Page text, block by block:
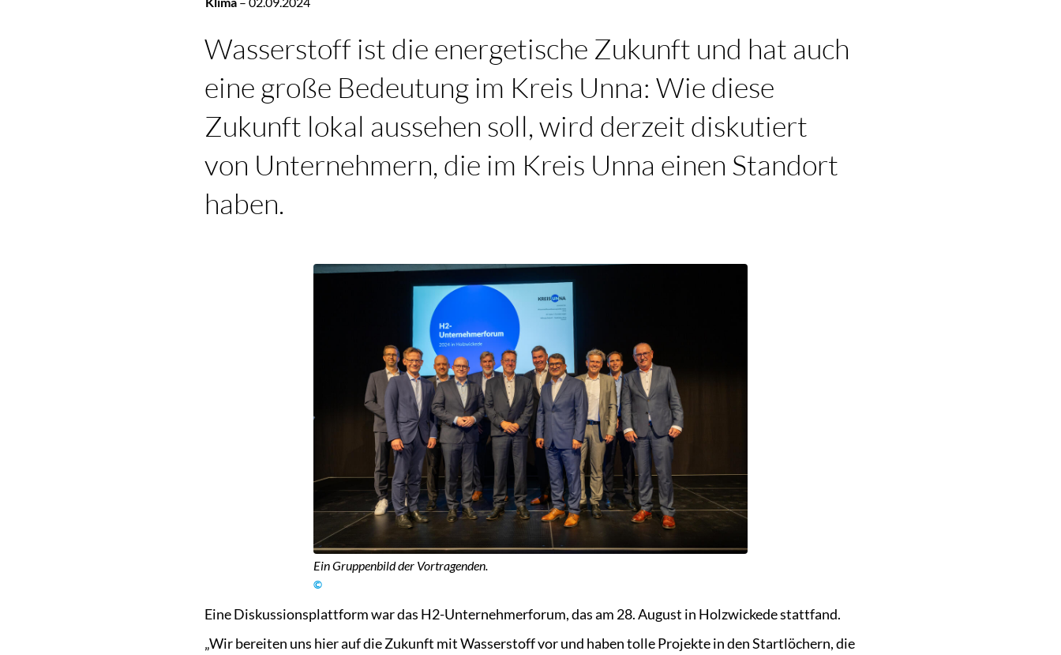
Wasserstoff ist die energetische Zukunft und hat auch
eine große Bedeutung im Kreis Unna: Wie diese
Zukunft lokal aussehen soll, wird derzeit diskutiert
von Unternehmern, die im Kreis Unna einen Standort
haben.
Ein Gruppenbild der Vortragenden.
©
Eine Diskussionsplattform war das H2-Unternehmerforum, das am 28. August in Holzwickede stattfand.
„Wir bereiten uns hier auf die Zukunft mit Wasserstoff vor und haben tolle Projekte in den Startlöchern, die